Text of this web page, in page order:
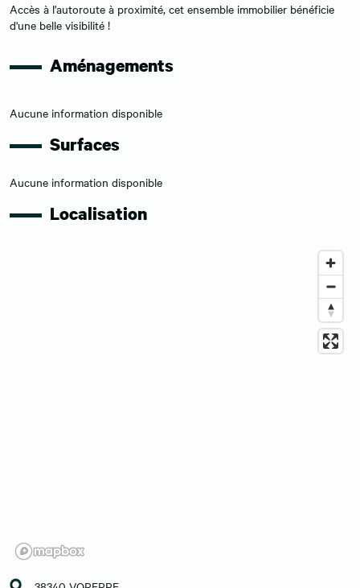
Accès à l'autoroute à proximité, cet ensemble immobilier bénéficie
d'une belle visibilité !
Aménagements
Aucune information disponible
Surfaces
Aucune information disponible
Localisation